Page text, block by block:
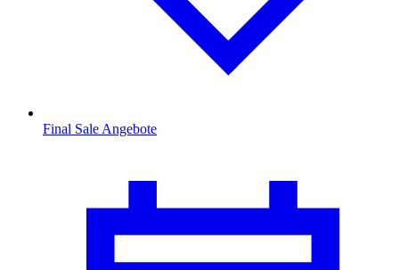
Final Sale Angebote